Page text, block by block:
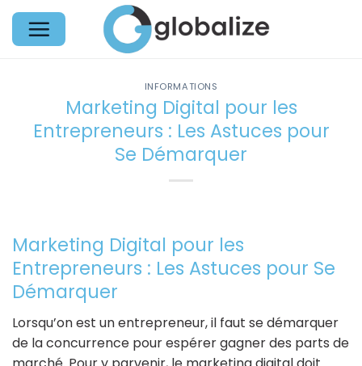
Passer
contenu
INFORMATIONS
Marketing Digital pour les
Entrepreneurs : Les Astuces pour
Se Démarquer
Marketing Digital pour les
Entrepreneurs : Les Astuces pour Se
Démarquer
Lorsqu’on est un entrepreneur, il faut se démarquer
de la concurrence pour espérer gagner des parts de